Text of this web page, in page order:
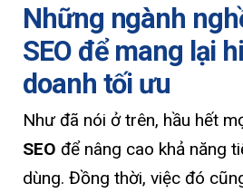
Những ngành
SEO để mang lại
doanh tối ưu
Như đã nói ở trên, hầu hết
SEO để nâng cao khả năng
dùng. Đồng thời, việc đó